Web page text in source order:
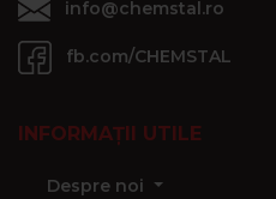
info@chemstal.ro
fb.com/CHEMSTAL
INFORMAȚII UTILE
Despre noi